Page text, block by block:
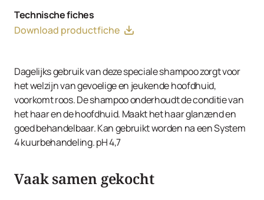
Sodium Laureth-8 Sulfate, Sodium Chloride, Disodium
Undecylenamido MEA-Sulfosuccinate, Climbazole,
Propylene Glycol, Hydrolyzed Collagen, Phenoxyethanol,
Benzoic Acid, Sodium Benzoate, Potassium Sorbate,
Menthol, Sorbitol.
Technische fiches
Download productfiche
Dagelijks gebruik van deze speciale shampoo zorgt voor
het welzijn van gevoelige en jeukende hoofdhuid,
voorkomt roos. De shampoo onderhoudt de conditie van
het haar en de hoofdhuid. Maakt het haar glanzend en
goed behandelbaar. Kan gebruikt worden na een System
4 kuurbehandeling. pH 4,7
Vaak samen gekocht